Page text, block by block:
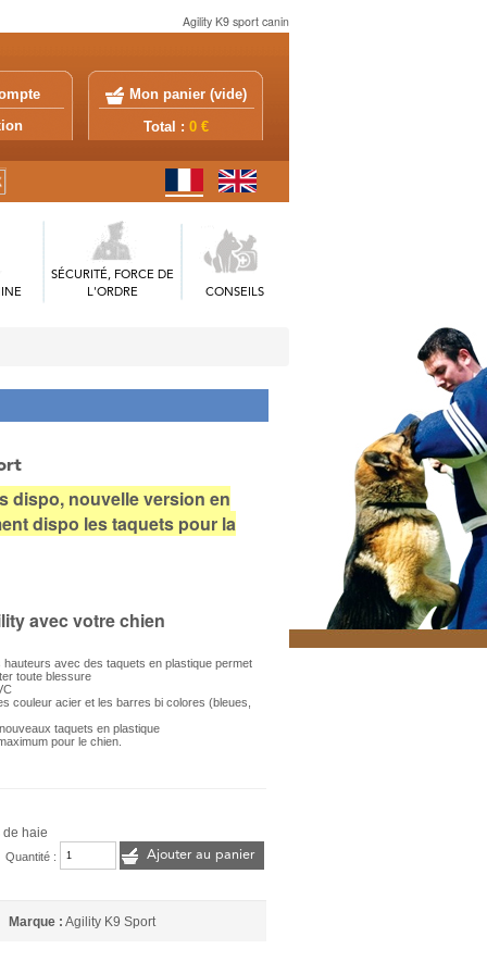
Agility K9 sport canin
Mon panier (vide)
Total : 0 €
SÉCURITÉ, FORCE DE
L'ORDRE
CONSEILS
dispo, nouvelle version en
dispo les taquets pour la
avec votre chien
avec des taquets en plastique permet
toute blessure
couleur acier et les barres bi colores (bleues,
taquets en plastique
pour le chien.
de haie
Quantité : Ajouter au panier
Marque : Agility K9 Sport